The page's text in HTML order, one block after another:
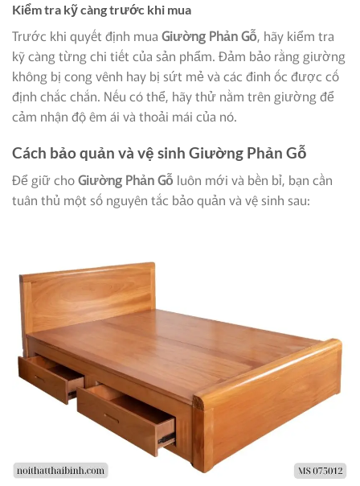
Kiểm tra kỹ càng trước khi mua
Trước khi quyết định mua Giường Phản Gỗ, hãy kiểm tra
kỹ càng từng chi tiết của sản phẩm. Đảm bảo rằng giường
không bị cong vênh hay bị sứt mẻ và các đinh ốc được cố
định chắc chắn. Nếu có thể, hãy thử nằm trên giường để
cảm nhận độ êm ái và thoải mái của nó.
Cách bảo quản và vệ sinh Giường Phản Gỗ
Để giữ choGiường Phản Gỗ luôn mới và bền bỉ, bạn cần
tuân thủ một số nguyên tắc bảo quản và vệ sinh sau: